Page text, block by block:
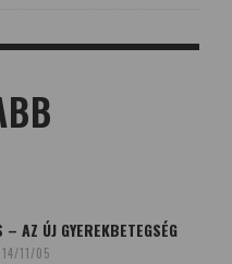
AZ ÚJ GYEREKBETEGSÉG
11/05